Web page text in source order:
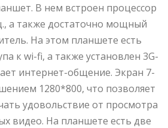
В нем встроен процессор
а также достаточно мощный
На этом планшете есть
к wi-fi, а также установлен 3G-
интернет-общение. Экран 7-
1280*800, что позволяет
удовольствие от просмотра
видео. На планшете есть две